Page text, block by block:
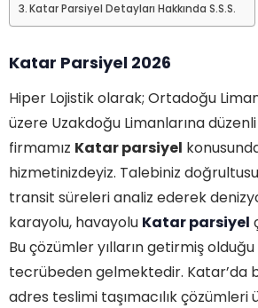
Katar Parsiyel Detayları Hakkında S.S.S.
Katar Parsiyel 2026
Hiper Lojistik olarak; Ortadoğu
üzere Uzakdoğu Limanlarına
firmamız Katar parsiyel
hizmetinizdeyiz. Talebiniz
transit süreleri analiz ederek
karayolu, havayolu Katar parsiyel
Bu çözümler yılların getirmiş
tecrübeden gelmektedir. Katar’da
adres teslimi taşımacılık çözümleri